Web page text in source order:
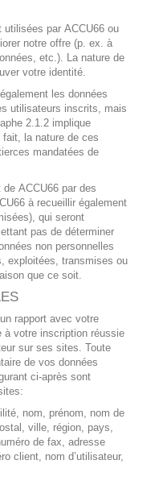
par ACCU66 ou
notre offre (p. ex. à
etc.). La nature de
votre identité.
les données
utilisateurs inscrits, mais
2.1.2 implique
la nature de ces
mandatées de
ACCU66 par des
à recueillir également
qui seront
pas de déterminer
non personnelles
exploitées, transmises ou
que ce soit.
rapport avec votre
à votre inscription réussie
sur ses sites. Toute
de vos données
ci-après sont
nom, prénom, nom de
ville, région, pays,
de fax, adresse
client, nom d’utilisateur,